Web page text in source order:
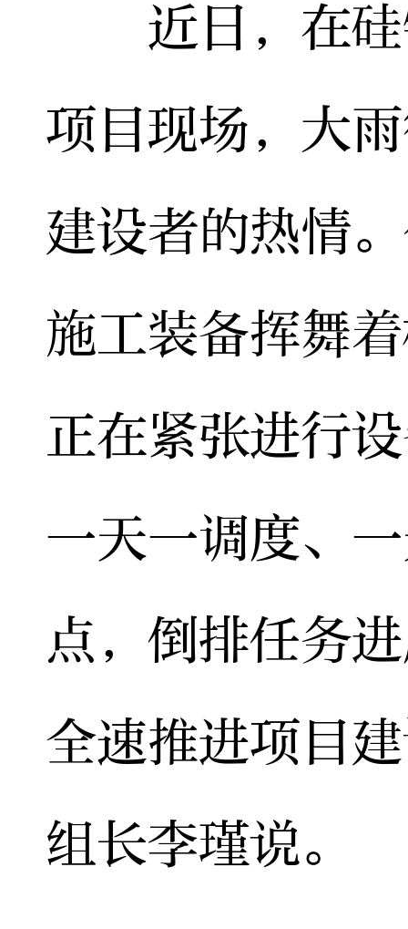
近日，在硅
项目现场，大
建设者的热情
施工装备挥舞
正在紧张进行
一天一调度、
点，倒排任务
全速推进项目
组长李瑾说。